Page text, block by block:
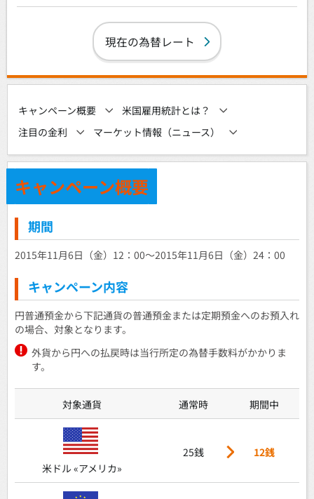
現在の為替レート
キャンペーン概要
米国雇用統計とは？
注目の金利
マーケット情報（ニュース）
キャンペーン概要
期間
2015年11月6日（金）12：00～2015年11月6日（金）24：00
キャンペーン内容
円普通預金から下記通貨の普通預金または定期預金へのお預入れ
の場合、対象となります。
外貨から円への払戻時は当行所定の為替手数料がかかりま
す。
対象通貨 通常時 期間中
米ドル «アメリカ»
25銭 12銭